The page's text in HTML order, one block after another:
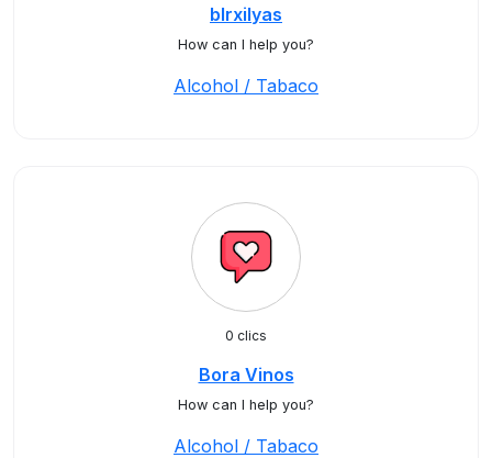
blrxilyas
How can I help you?
Alcohol / Tabaco
0 clics
Bora Vinos
How can I help you?
Alcohol / Tabaco